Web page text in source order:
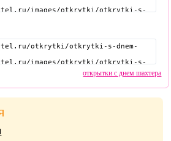
открытки с днем шахтера